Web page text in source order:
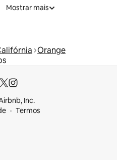
Mostrar mais
Orange
Inc.
Termos